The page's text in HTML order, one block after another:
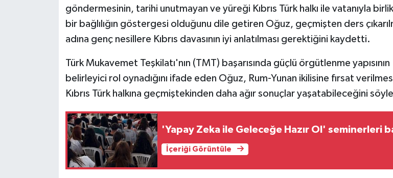
göndermesinin, tarihi unutmayan ve yüreği Kıbrıs Türk halkı ile vatanıyla
bir bağlılığın göstergesi olduğunu dile getiren Oğuz, geçmişten ders
adına genç nesillere Kıbrıs davasının iyi anlatılması gerektiğini kaydetti.
Türk Mukavemet Teşkilatı'nın (TMT) başarısında güçlü örgütlenme yapısının
belirleyici rol oynadığını ifade eden Oğuz, Rum-Yunan ikilisine fırsat
Kıbrıs Türk halkına geçmiştekinden daha ağır sonuçlar yaşatabileceğini
'Yapay Zeka ile Geleceğe Hazır Ol' seminerleri
İçeriği Görüntüle